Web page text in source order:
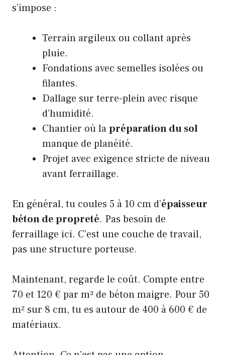
s’impose :
Terrain argileux ou collant après
pluie.
Fondations avec semelles isolées ou
filantes.
Dallage sur terre-plein avec risque
d’humidité.
Chantier où lapréparation du sol
manque de planéité.
Projet avec exigence stricte de niveau
avant ferraillage.
En général, tu coules 5 à 10 cm d’épaisseur
béton de propreté. Pas besoin de
ferraillage ici. C’est une couche de travail,
pas une structure porteuse.
Maintenant, regarde le coût. Compte entre
70 et 120 € par m³ de béton maigre. Pour 50
m² sur 8 cm, tu es autour de 400 à 600 € de
matériaux.